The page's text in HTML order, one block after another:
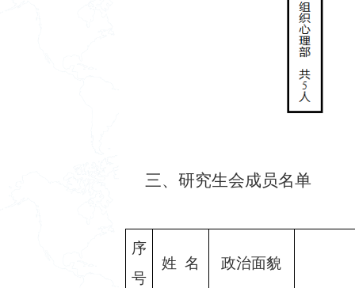
三、研究生会成员名单
序
号
姓 名 政治面貌